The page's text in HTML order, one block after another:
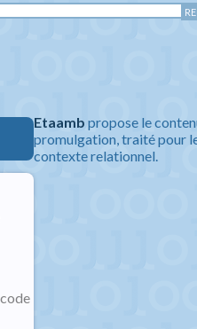
Etaamb propose le
promulgation, traité pour
contexte relationnel.